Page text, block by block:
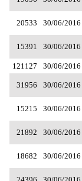
30/06/2016
20533
30/06/2016
15391
30/06/2016
121127
30/06/2016
31956
30/06/2016
15215
30/06/2016
21892
30/06/2016
18682